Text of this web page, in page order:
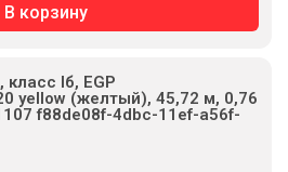
В корзину
Iб, EGP
yellow (желтый), 45,72 м, 0,76
f88de08f-4dbc-11ef-a56f-